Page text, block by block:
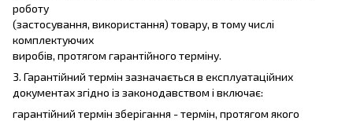
роботу
(застосування, використання) товару, в тому числі
комплектуючих
виробів, протягом гарантійного терміну.
3. Гарантійний термін зазначається в експлуатаційних
документах згідно із законодавством і включає:
гарантійний термін зберігання - термін, протягом якого